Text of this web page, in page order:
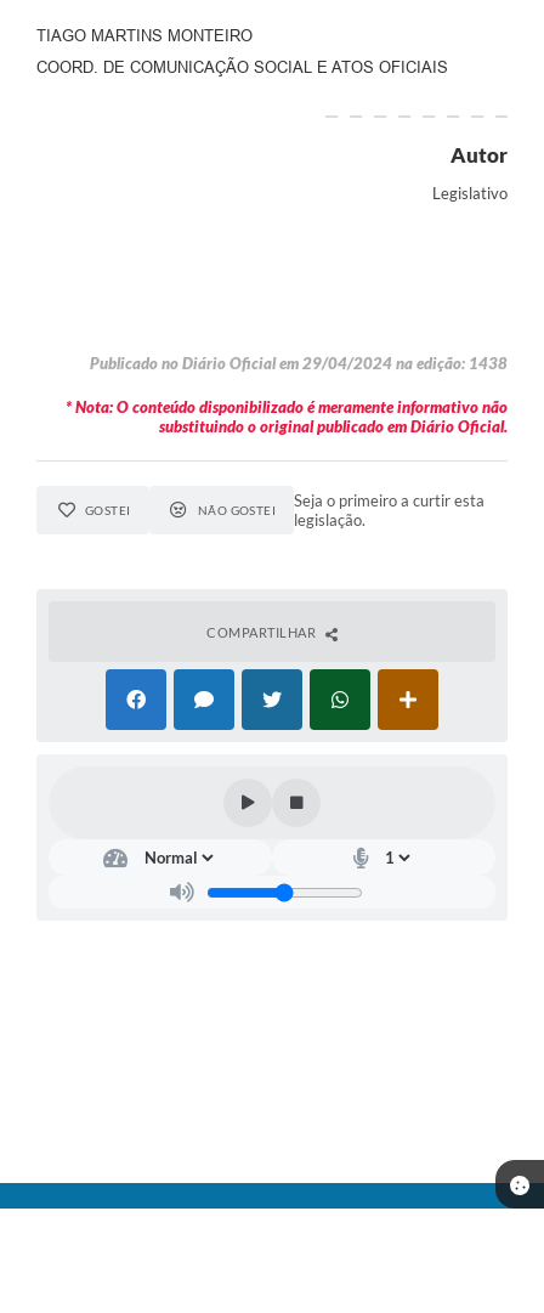
TIAGO MARTINS MONTEIRO
COORD. DE COMUNICAÇÃO SOCIAL E ATOS OFICIAIS
Autor
Legislativo
Publicado no Diário Oficial em 29/04/2024 na edição: 1438
* Nota: O conteúdo disponibilizado é meramente informativo não
substituindo o original publicado em Diário Oficial.
GOSTEI NÃO GOSTEI
Seja o primeiro a curtir esta
legislação.
COMPARTILHAR